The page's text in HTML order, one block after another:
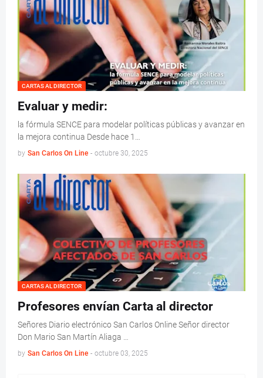
CARTAS AL DIRECTOR
Evaluar y medir:
la fórmula SENCE para modelar políticas públicas y avanzar en
la mejora continua Desde hace 1…
by San Carlos On Line - octubre 30, 2025
CARTAS AL DIRECTOR
Profesores envían Carta al director
Señores Diario electrónico San Carlos Online Señor director
Don Mario San Martín Aliaga …
by San Carlos On Line - octubre 03, 2025